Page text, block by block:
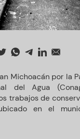
Michoacán por la
del Agua
trabajos de
en el